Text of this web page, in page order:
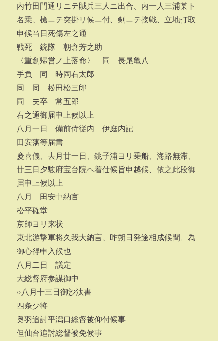
内竹田門通リニテ賊兵三人ニ出合、内一人三浦某ト
名乗、槍ニテ突掛リ候ニ付、剣ニテ接戦、立地打取
申候当日死傷左之通
戦死 銃隊 朝倉芳之助
〈重創帰営ノ上落命〉 同 長尾亀八
手負 同 時岡右太郎
同 同 松田松三郎
同 夫卒 常五郎
右之通御届申上候以上
八月一日 備前侍従内 伊庭内記
田安藩等届書
慶喜儀、去月廿一日、銚子浦ヨリ乗船、海路無滞、
廿三日夕駿府宝台院ヘ着仕候旨申越候、依之此段御
届申上候以上
八月 田安中納言
松平確堂
京師ヨリ来状
東北游撃軍将久我大納言、昨朔日発途相成候間、為
御心得申入候也
八月二日 議定
大総督府参謀御中
○八月十三日御沙汰書
四条少将
奥羽追討平潟口総督被仰付候事
但仙台追討総督被免候事